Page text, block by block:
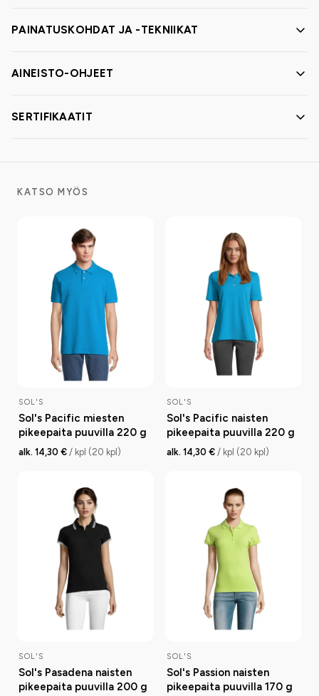
PAINATUSKOHDAT JA -TEKNIIKAT
AINEISTO-OHJEET
SERTIFIKAATIT
KATSO MYÖS
SOL'S
Sol's Pacific miesten
pikeepaita puuvilla 220 g
alk. 14,30 € / kpl (20 kpl)
SOL'S
Sol's Pacific naisten
pikeepaita puuvilla 220 g
alk. 14,30 € / kpl (20 kpl)
SOL'S
Sol's Pasadena naisten
pikeepaita puuvilla 200 g
SOL'S
Sol's Passion naisten
pikeepaita puuvilla 170 g